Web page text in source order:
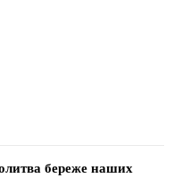
береже наших